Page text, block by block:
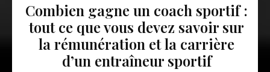
Combien gagne un coach sportif :
tout ce que vous devez savoir sur
la rémunération et la carrière
d’un entraîneur sportif